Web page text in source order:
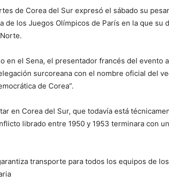
de Corea del Sur expresó el sábado su
de los Juegos Olímpicos de París en la que su
en el Sena, el presentador francés del evento
surcoreana con el nombre oficial del
de Corea”.
en Corea del Sur, que todavía está
librado entre 1950 y 1953 terminara con
transporte para todos los equipos de